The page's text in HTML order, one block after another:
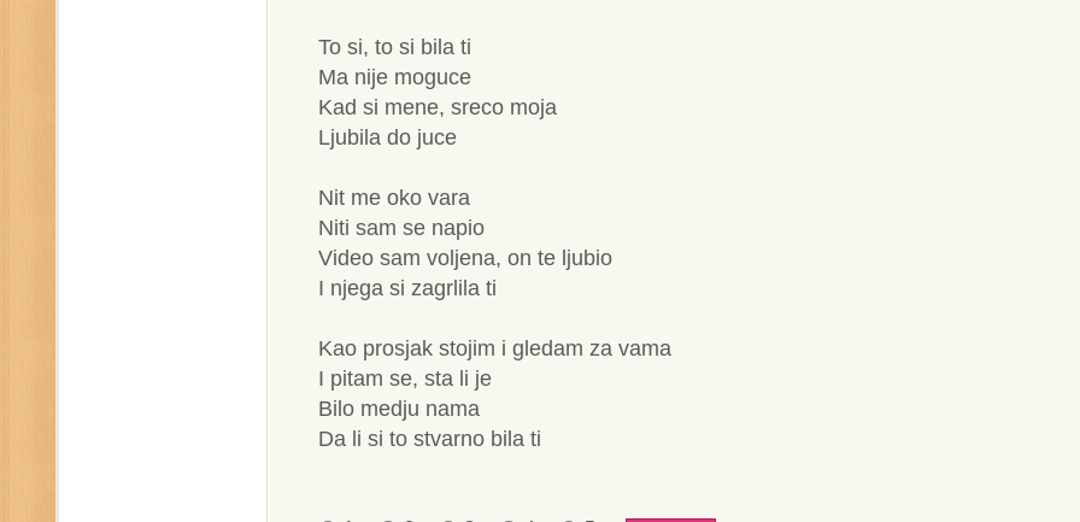
To si, to si bila ti
Ma nije moguce
Kad si mene, sreco moja
Ljubila do juce
Nit me oko vara
Niti sam se napio
Video sam voljena, on te ljubio
I njega si zagrlila ti
Kao prosjak stojim i gledam za vama
I pitam se, sta li je
Bilo medju nama
Da li si to stvarno bila ti